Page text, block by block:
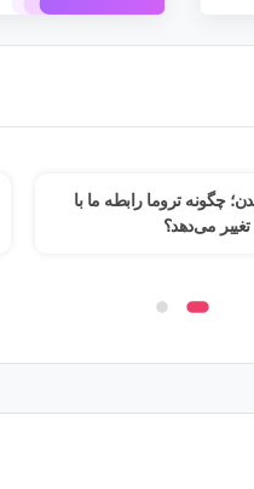
خسته به دنبال فرار می‌گردد
فرار می‌کنیم؟